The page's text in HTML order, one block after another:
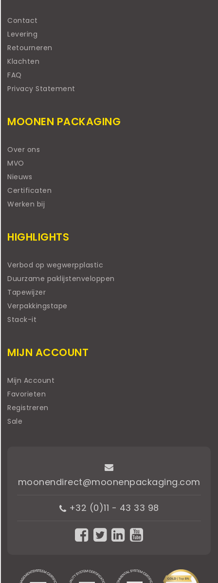
Contact
Levering
Retourneren
Klachten
FAQ
Privacy Statement
MOONEN PACKAGING
Over ons
MVO
Nieuws
Certificaten
Werken bij
HIGHLIGHTS
Verbod op wegwerpplastic
Duurzame paklijstenveloppen
Tapewijzer
Verpakkingstape
Stack-it
MIJN ACCOUNT
Mijn Account
Favorieten
Registreren
Sale
moonendirect@moonenpackaging.com
+32 (0)11 - 43 33 98